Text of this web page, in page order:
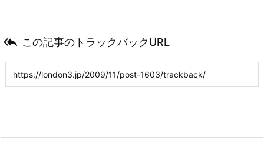
 この記事のトラックバックURL